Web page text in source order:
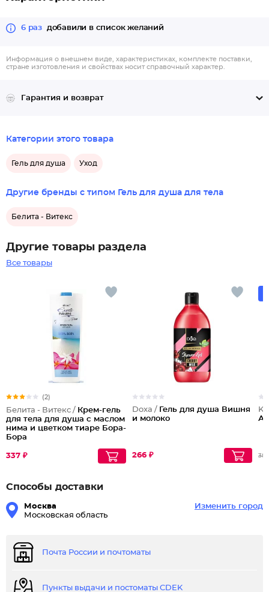
6 раз добавили в список желаний
Информация о внешнем виде, характеристиках, комплекте поставки,
стране изготовления и свойствах носит справочный характер.
Гарантия и возврат
Категории этого товара
Гель для душа Уход
Другие бренды с типом Гель для душа для тела
Белита - Витекс
Другие товары раздела
Все товары
(2)
Белита - Витекс / Крем-гель
для тела для душа с маслом
нима и цветком тиаре Бора-
Бора
337 ₽
Doxa / Гель для душа Вишня
и молоко
266 ₽ 382
Способы доставки
Москва
Московская область
Изменить город
Почта России и почтоматы
Пункты выдачи и постоматы CDEK